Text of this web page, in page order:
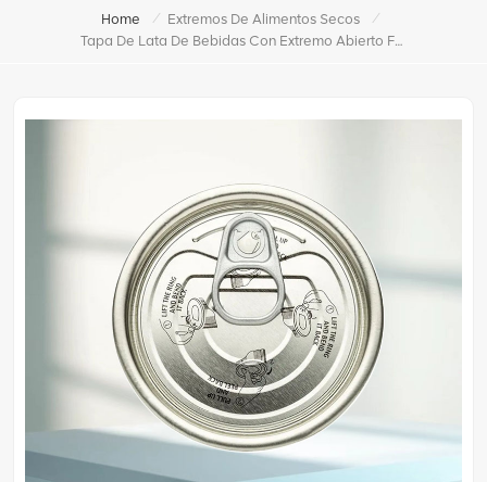
Home / Extremos De Alimentos Secos
/
Tapa De Lata De Bebidas Con Extremo Abierto Fácil De Aluminio De 211 # 65 Mm